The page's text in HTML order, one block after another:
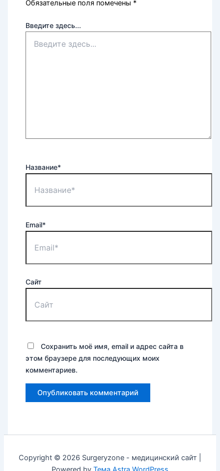
Обязательные поля помечены *
Введите здесь...
Название*
Email*
Сайт
Сохранить моё имя, email и адрес сайта в
этом браузере для последующих моих
комментариев.
Copyright © 2026 Surgeryzone - медицинский сайт |